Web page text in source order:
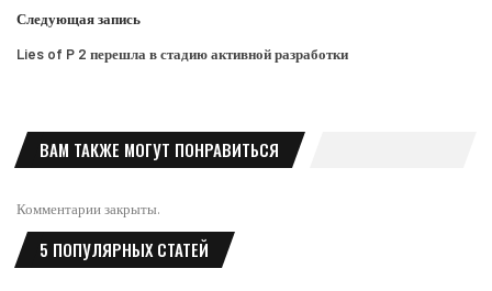
Следующая запись
Lies of P 2 перешла в стадию активной разработки
ВАМ ТАКЖЕ МОГУТ ПОНРАВИТЬСЯ
Комментарии закрыты.
5 ПОПУЛЯРНЫХ СТАТЕЙ